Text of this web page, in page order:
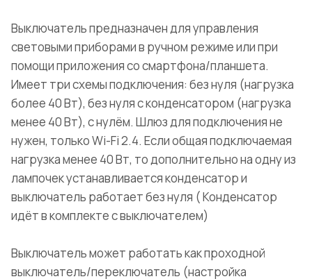
Выключатель предназначен для управления
световыми приборами в ручном режиме или при
помощи приложения со смартфона/планшета.
Имеет три схемы подключения: без нуля (нагрузка
более 40 Вт), без нуля с конденсатором (нагрузка
менее 40 Вт), с нулём. Шлюз для подключения не
нужен, только Wi-Fi 2.4. Если общая подключаемая
нагрузка менее 40 Вт, то дополнительно на одну из
лампочек устанавливается конденсатор и
выключатель работает без нуля ( Конденсатор
идёт в комплекте с выключателем)
Выключатель может работать как проходной
выключатель/переключатель (настройка